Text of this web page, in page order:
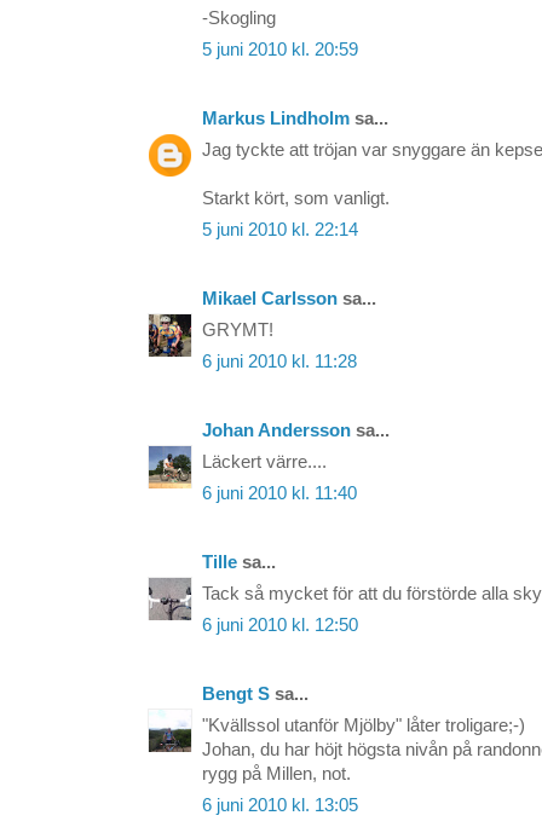
-Skogling
5 juni 2010 kl. 20:59
Markus Lindholm sa...
Jag tyckte att tröjan var snyggare än
Starkt kört, som vanligt.
5 juni 2010 kl. 22:14
Mikael Carlsson sa...
GRYMT!
6 juni 2010 kl. 11:28
Johan Andersson sa...
Läckert värre....
6 juni 2010 kl. 11:40
Tille sa...
Tack så mycket för att du förstörde alla
6 juni 2010 kl. 12:50
Bengt S sa...
"Kvällssol utanför Mjölby" låter troligare;-)
Johan, du har höjt högsta nivån på
rygg på Millen, not.
6 juni 2010 kl. 13:05